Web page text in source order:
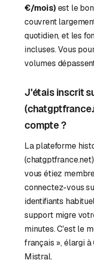
€/mois)est le
couvrent
quotidien, et les
incluses. Vous
volumes
J'étais inscrit
compte ?
La plateforme
vous étiez
connectez-vous
identifiants
support migre
minutes. C'est le
français », élargi à
Mistral.